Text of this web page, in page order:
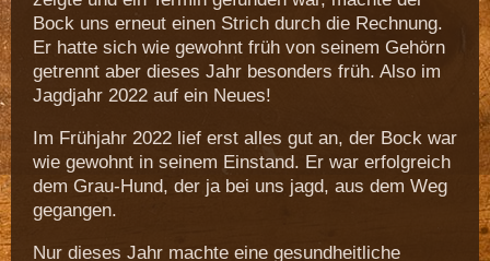
Bock uns erneut einen Strich durch die Rechnung.
Er hatte sich wie gewohnt früh von seinem Gehörn
getrennt aber dieses Jahr besonders früh. Also im
Jagdjahr 2022 auf ein Neues!
Im Frühjahr 2022 lief erst alles gut an, der Bock war
wie gewohnt in seinem Einstand. Er war erfolgreich
dem Grau-Hund, der ja bei uns jagd, aus dem Weg
gegangen.
Nur dieses Jahr machte eine gesundheitliche